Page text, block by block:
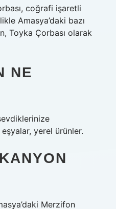
coğrafi işaretli
Amasya’daki bazı
Toyka Çorbası olarak
NE
yerel ürünler.
Merzifon